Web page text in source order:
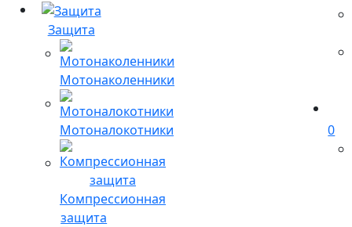
Защита
Мотонаколенники
Мотоналокотники
Компрессионная
защита
0